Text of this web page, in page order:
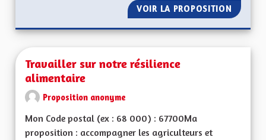
VOIR LA PROPOSITION
Travailler sur notre résilience
alimentaire
Proposition anonyme
Mon Code postal (ex : 68 000) : 67700Ma
proposition : accompagner les agriculteurs et